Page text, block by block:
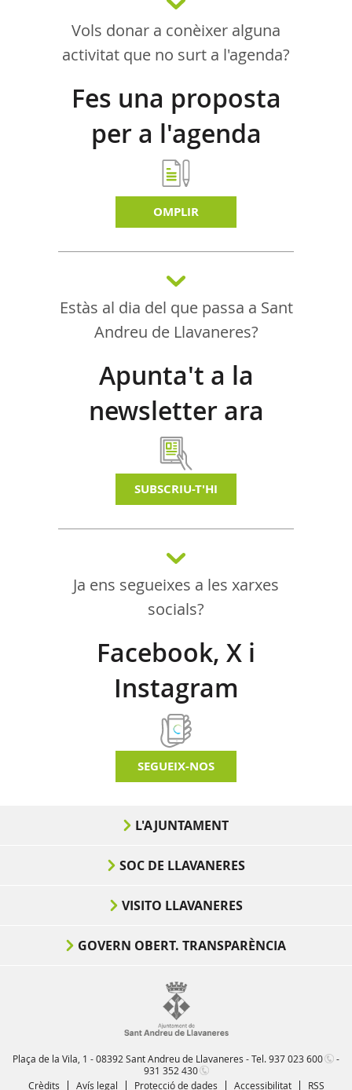
Vols donar a conèixer alguna
activitat que no surt a l'agenda?
Fes una proposta
per a l'agenda
d'activitats
OMPLIR
Estàs al dia del que passa a Sant
Andreu de Llavaneres?
Apunta't a la
newsletter ara
SUBSCRIU-T'HI
Ja ens segueixes a les xarxes
socials?
Facebook, X i
Instagram
SEGUEIX-NOS
L'AJUNTAMENT
SOC DE LLAVANERES
VISITO LLAVANERES
GOVERN OBERT. TRANSPARÈNCIA
Plaça de la Vila, 1 - 08392 Sant Andreu de Llavaneres - Tel.937 023 600
-
931 352 430
Crèdits
Avís legal Protecció de dades Accessibilitat
RSS